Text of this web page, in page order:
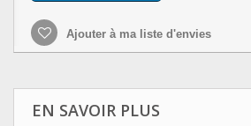
Ajouter à ma liste d'envies
EN SAVOIR PLUS